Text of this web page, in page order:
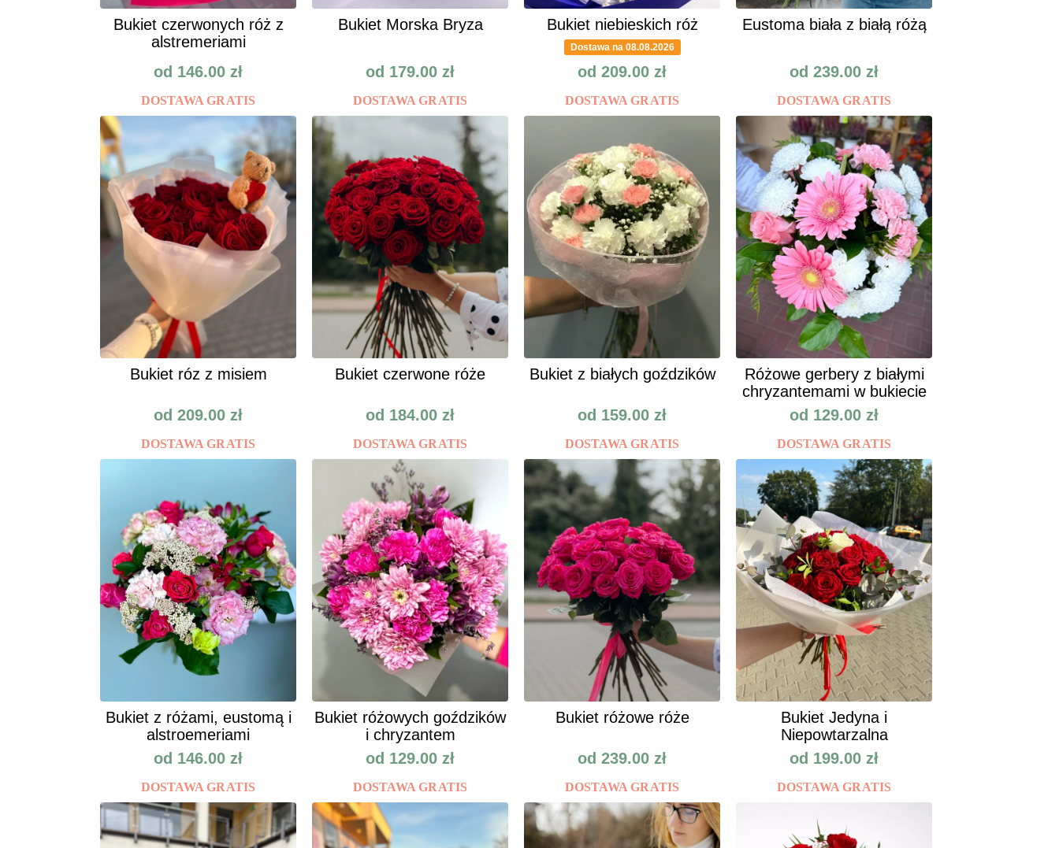
Bukiet czerwonych róż z
alstremeriami
od 146.00 zł
DOSTAWA GRATIS
Bukiet Morska Bryza
od 179.00 zł
DOSTAWA GRATIS
Bukiet niebieskich róż
Dostawa na 08.08.2026
od 209.00 zł
DOSTAWA GRATIS
Eustoma biała z białą różą
od 239.00 zł
DOSTAWA GRATIS
Bukiet róz z misiem
od 209.00 zł
DOSTAWA GRATIS
Bukiet czerwone róże
od 184.00 zł
DOSTAWA GRATIS
Bukiet z białych goździków
od 159.00 zł
DOSTAWA GRATIS
Różowe gerbery z białymi
chryzantemami w bukiecie
od 129.00 zł
DOSTAWA GRATIS
Bukiet z różami, eustomą i
alstroemeriami
od 146.00 zł
DOSTAWA GRATIS
Bukiet różowych goździków
i chryzantem
od 129.00 zł
DOSTAWA GRATIS
Bukiet różowe róże
od 239.00 zł
DOSTAWA GRATIS
Bukiet Jedyna i
Niepowtarzalna
od 199.00 zł
DOSTAWA GRATIS